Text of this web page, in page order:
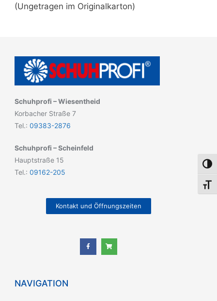
(Ungetragen im Originalkarton)
Schuhprofi – Wiesentheid
Korbacher Straße 7
Tel.: 09383-2876
Schuhprofi – Scheinfeld
Hauptstraße 15
Tel.: 09162-205
Kontakt und Öffnungszeiten
NAVIGATION